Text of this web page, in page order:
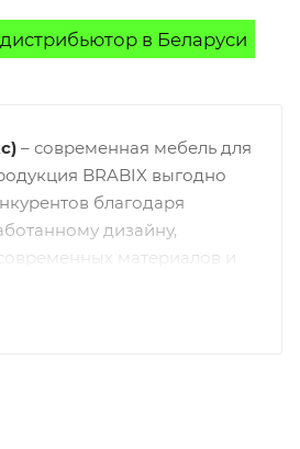
в Беларуси
– современная мебель для
BRABIX выгодно
благодаря
дизайну,
материалов и
международным